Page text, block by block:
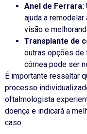
Anel de Ferrara:
ajuda a
visão e
Transplante de
outras opções de
córnea pode ser
É importante ressaltar
processo
oftalmologista
doença e indicará a
caso.